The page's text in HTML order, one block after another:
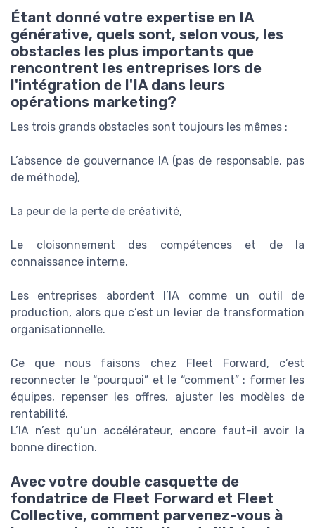
Étant donné votre expertise en IA
générative, quels sont, selon vous, les
obstacles les plus importants que
rencontrent les entreprises lors de
l'intégration de l'IA dans leurs
opérations marketing?
Les trois grands obstacles sont toujours les mêmes :
L’absence de gouvernance IA (pas de responsable, pas
de méthode),
La peur de la perte de créativité,
Le cloisonnement des compétences et de la
connaissance interne.
Les entreprises abordent l’IA comme un outil de
production, alors que c’est un levier de transformation
organisationnelle.
Ce que nous faisons chez Fleet Forward, c’est
reconnecter le “pourquoi” et le “comment” : former les
équipes, repenser les offres, ajuster les modèles de
rentabilité.
L’IA n’est qu’un accélérateur, encore faut-il avoir la
bonne direction.
Avec votre double casquette de
fondatrice de Fleet Forward et Fleet
Collective, comment parvenez-vous à